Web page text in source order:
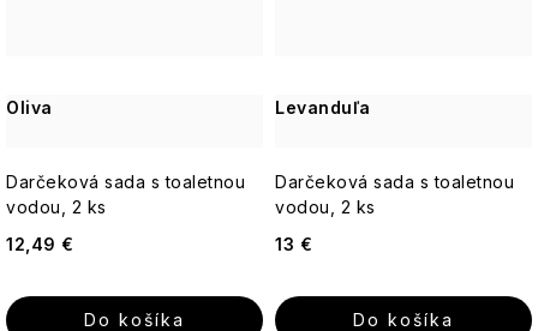
Oliva
Darčeková sada s toaletnou
vodou, 2 ks
12,49 €
Do košíka
Levanduľa
Darčeková sada s toaletnou
vodou, 2 ks
13 €
Do košíka